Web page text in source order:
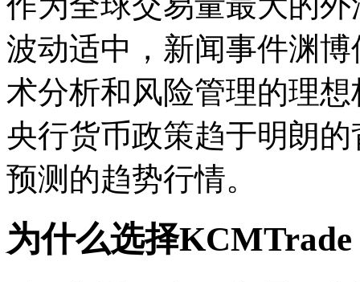
波动适中，新闻事件渊
术分析和风险管理的理
央行货币政策趋于明朗
预测的趋势行情。
为什么选择KCMTrade